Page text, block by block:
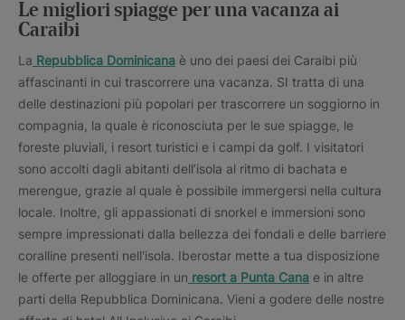
Le migliori spiagge per una vacanza ai
Caraibi
La Repubblica Dominicana è uno dei paesi dei Caraibi più
affascinanti in cui trascorrere una vacanza. SI tratta di una
delle destinazioni più popolari per trascorrere un soggiorno in
compagnia, la quale è riconosciuta per le sue spiagge, le
foreste pluviali, i resort turistici e i campi da golf. I visitatori
sono accolti dagli abitanti dell’isola al ritmo di bachata e
merengue, grazie al quale è possibile immergersi nella cultura
locale. Inoltre, gli appassionati di snorkel e immersioni sono
sempre impressionati dalla bellezza dei fondali e delle barriere
coralline presenti nell'isola. Iberostar mette a tua disposizione
le offerte per alloggiare in un resort a Punta Cana e in altre
parti della Repubblica Dominicana. Vieni a godere delle nostre